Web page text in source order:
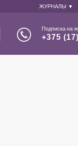
ЖУРНАЛЫ ▼
Подписка на
+375